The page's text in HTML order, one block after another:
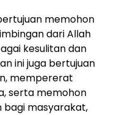
memohon
dari Allah
kesulitan dan
ini juga bertujuan
mempererat
serta memohon
masyarakat,